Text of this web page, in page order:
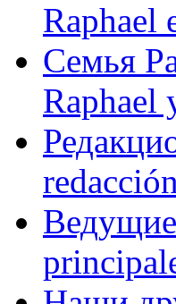
Raphael
Семья
Raphael